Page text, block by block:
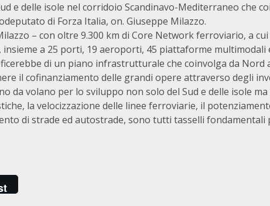
e delle isole nel corridoio Scandinavo-Mediterraneo che
di Forza Italia, on. Giuseppe Milazzo.
– con oltre 9.300 km di Core Network ferroviario, a cui
a 25 porti, 19 aeroporti, 45 piattaforme multimodali
di un piano infrastrutturale che coinvolga da Nord
il cofinanziamento delle grandi opere attraverso degli
da volano per lo sviluppo non solo del Sud e delle isole ma
la velocizzazione delle linee ferroviarie, il
di strade ed autostrade, sono tutti tasselli fondamentali